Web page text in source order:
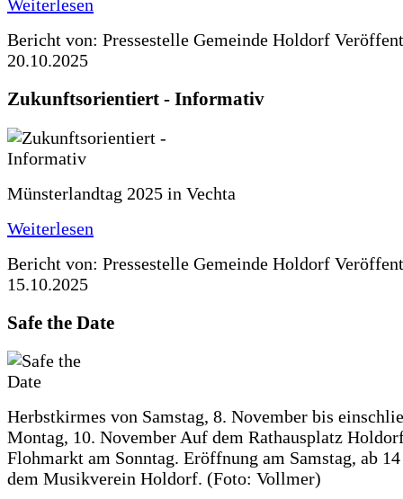
Weiterlesen
Bericht von: Pressestelle Gemeinde Holdorf
20.10.2025
Zukunftsorientiert - Informativ
Münsterlandtag 2025 in Vechta
Weiterlesen
Bericht von: Pressestelle Gemeinde Holdorf
15.10.2025
Safe the Date
Herbstkirmes von Samstag, 8. November bis
Montag, 10. November Auf dem Rathausplatz
Flohmarkt am Sonntag. Eröffnung am Samstag, ab
dem Musikverein Holdorf. (Foto: Vollmer)